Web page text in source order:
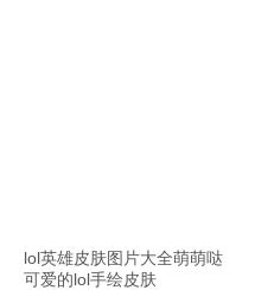
lol英雄皮肤图片大全萌萌哒
可爱的lol手绘皮肤